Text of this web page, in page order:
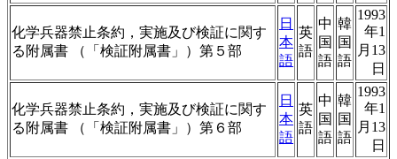
化学兵器禁止条約，実施及び検証に関す
る附属書 （「検証附属書」）第５部
日
本
語
英
語
中
国
語
韓
国
語
1993
年1
月13
日
化学兵器禁止条約，実施及び検証に関す
る附属書 （「検証附属書」）第６部
日
本
語
英
語
中
国
語
韓
国
語
1993
年1
月13
日